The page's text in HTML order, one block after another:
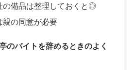
の備品は整理しておくと◎
親の同意が必要
のバイトを辞めるときのよく